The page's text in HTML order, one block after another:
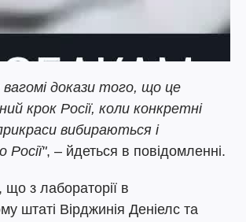
вагомі докази того, що це
крок Росії, коли конкретні
вибираються і
Росії", – йдеться в повідомленні.
що з лабораторії в
штаті Вірджинія Деніелс та